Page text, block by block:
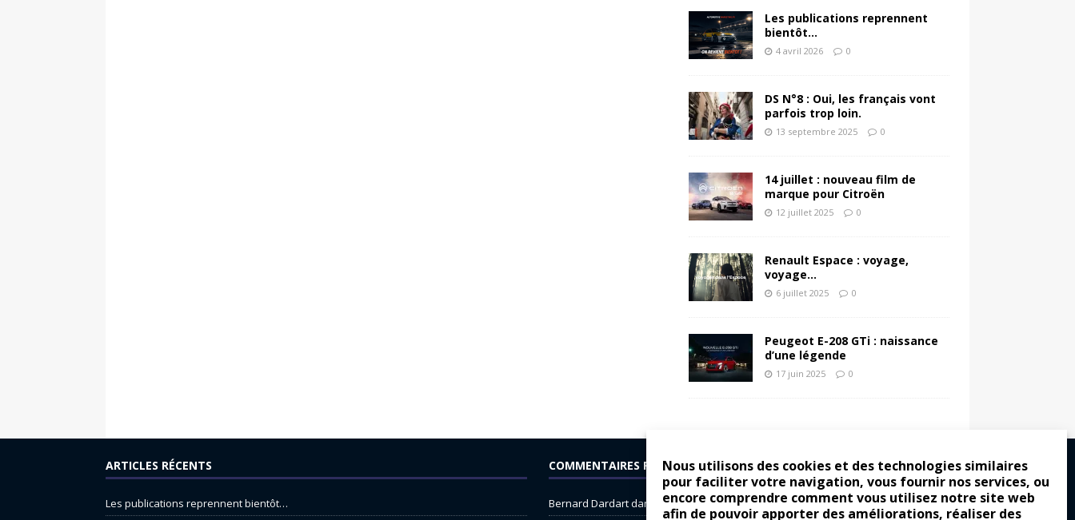
Nous utilisons des cookies et des technologies similaires
pour faciliter votre navigation, vous fournir nos services, ou
encore comprendre comment vous utilisez notre site web
afin de pouvoir apporter des améliorations, réaliser des
Les publications reprennent
bientôt…
4 avril 2026 0
DS N°8 : Oui, les français vont
parfois trop loin.
13 septembre 2025 0
14 juillet : nouveau film de
marque pour Citroën
12 juillet 2025 0
Renault Espace : voyage,
voyage…
6 juillet 2025 0
Peugeot E-208 GTi : naissance
d’une légende
17 juin 2025 0
ARTICLES RÉCENTS
Les publications reprennent bientôt…
COMMENTAIRES RÉCENTS
Bernard Dardartdans Dacia Sandero : pour les gens vrais